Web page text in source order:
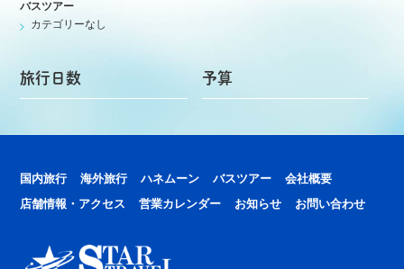
バスツアー
カテゴリーなし
旅行日数 予算
国内旅行 海外旅行 ハネムーン バスツアー
会社概要
店舗情報・アクセス
営業カレンダー お知らせ お問い合わせ